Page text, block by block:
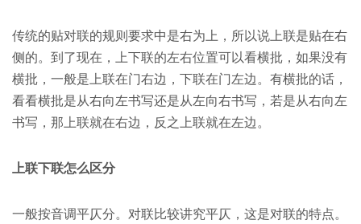
传统的贴对联的规则要求中是右为上，所以说上联是贴在右
侧的。到了现在，上下联的左右位置可以看横批，如果没有
横批，一般是上联在门右边，下联在门左边。有横批的话，
看看横批是从右向左书写还是从左向右书写，若是从右向左
书写，那上联就在右边，反之上联就在左边。
上联下联怎么区分
一般按音调平仄分。对联比较讲究平仄，这是对联的特点。